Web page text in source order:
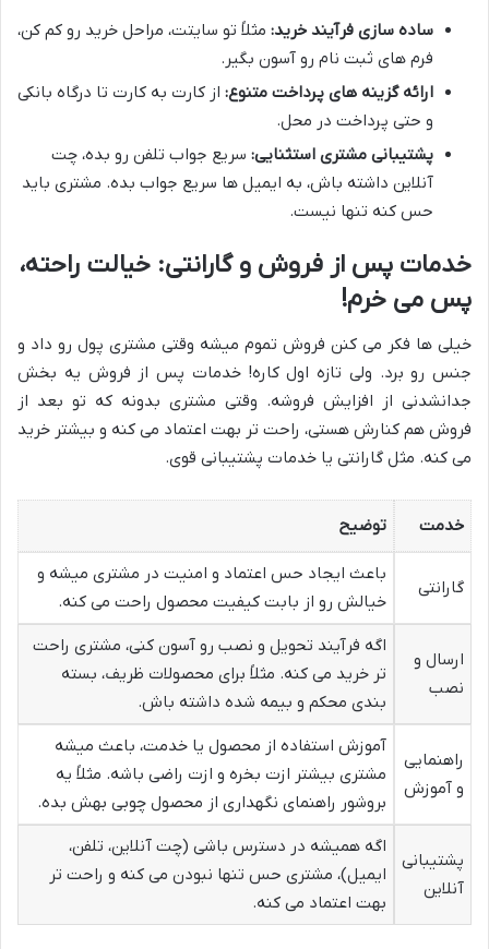
ساده سازی فرآیند خرید: مثلاً تو سایتت، مراحل خرید رو کم کن،
فرم های ثبت نام رو آسون بگیر.
ارائه گزینه های پرداخت متنوع: از کارت به کارت تا درگاه بانکی
و حتی پرداخت در محل.
پشتیبانی مشتری استثنایی: سریع جواب تلفن رو بده، چت
آنلاین داشته باش، به ایمیل ها سریع جواب بده. مشتری باید
حس کنه تنها نیست.
خدمات پس از فروش و گارانتی: خیالت راحته،
پس می خرم!
خیلی ها فکر می کنن فروش تموم میشه وقتی مشتری پول رو داد و
جنس رو برد. ولی تازه اول کاره! خدمات پس از فروش یه بخش
جدانشدنی از افزایش فروشه. وقتی مشتری بدونه که تو بعد از
فروش هم کنارش هستی، راحت تر بهت اعتماد می کنه و بیشتر خرید
می کنه. مثل گارانتی یا خدمات پشتیبانی قوی.
خدمت توضیح
گارانتی
باعث ایجاد حس اعتماد و امنیت در مشتری میشه و
خیالش رو از بابت کیفیت محصول راحت می کنه.
ارسال و
نصب
اگه فرآیند تحویل و نصب رو آسون کنی، مشتری راحت
تر خرید می کنه. مثلاً برای محصولات ظریف، بسته
بندی محکم و بیمه شده داشته باش.
راهنمایی
و آموزش
آموزش استفاده از محصول یا خدمت، باعث میشه
مشتری بیشتر ازت بخره و ازت راضی باشه. مثلاً یه
بروشور راهنمای نگهداری از محصول چوبی بهش بده.
پشتیبانی
آنلاین
اگه همیشه در دسترس باشی (چت آنلاین، تلفن،
ایمیل)، مشتری حس تنها نبودن می کنه و راحت تر
بهت اعتماد می کنه.